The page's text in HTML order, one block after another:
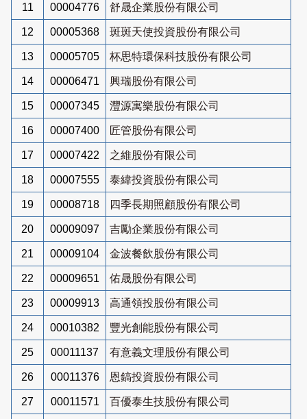
11 00004776 舒晟企業股份有限公司
12 00005368 斑斑天使投資股份有限公司
13 00005705 杯思特環保科技股份有限公司
14 00006471 興瑞股份有限公司
15 00007345 灃源寓樂股份有限公司
16 00007400 匠管股份有限公司
17 00007422 之維股份有限公司
18 00007555 泰緯投資股份有限公司
19 00008718 四季長期照顧股份有限公司
20 00009097 吉勵企業股份有限公司
21 00009104 金波餐飲股份有限公司
22 00009651 佑晟股份有限公司
23 00009913 高通領投股份有限公司
24 00010382 豐光創能股份有限公司
25 00011137 有意義文理股份有限公司
26 00011376 恩鎬投資股份有限公司
27 00011571 百優泰生技股份有限公司